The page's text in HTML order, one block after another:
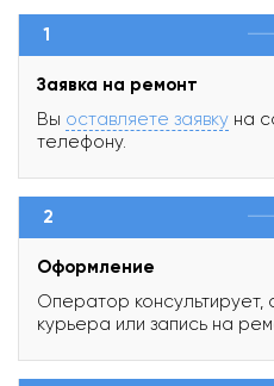
1
Заявка на ремонт
Вы оставляете заявку на
телефону.
2
Оформление
Оператор консультирует,
курьера или запись на